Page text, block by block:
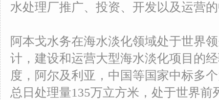
水处理厂推广、投资、开发以及运营
阿本戈水务在海水淡化领域处于世界
计，建设和运营大型海水淡化项目的
度，阿尔及利亚，中国等国家中标多
总日处理量135万立方米，处于世界前